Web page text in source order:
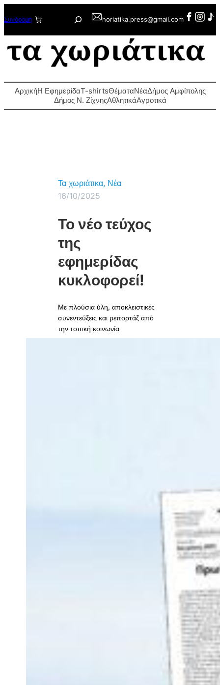
στο
περιεχόμενο
Συνδρομή Αναζήτησηhoriatika.press@gmail.com
ΑρχικήΗ ΕφημερίδαT-shirtsΘέματαΝέαΔήμος Αμφίπολης
Δήμος Ν. ΖίχνηςΑθλητικάΑγροτικά
Τα χωριάτικα, Νέα
16/10/2025
Το νέο τεύχος
της
εφημερίδας
κυκλοφορεί!
Με πλούσια ύλη, αποκλειστικές
συνεντεύξεις και ρεπορτάζ από
την τοπική κοινωνία